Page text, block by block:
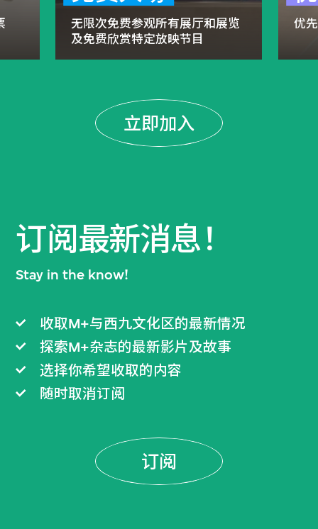
无限次免费参观所有展厅和展览
及免费欣赏特定放映节目
优
立即加入
订阅最新消息！
Stay in the know!
收取M+与西九文化区的最新情况
探索M+杂志的最新影片及故事
选择你希望收取的内容
随时取消订阅
订阅